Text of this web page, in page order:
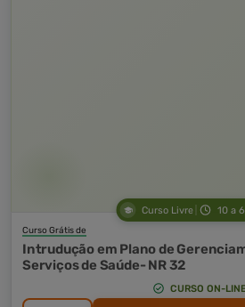
Curso Livre 10 a
Curso Grátis de
Intrudução em Plano de
Serviços de Saúde- NR 32
CURSO ON-LINE